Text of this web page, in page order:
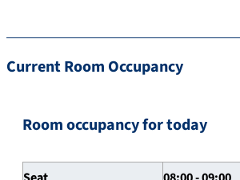
Current Room Occupancy
Room occupancy for today